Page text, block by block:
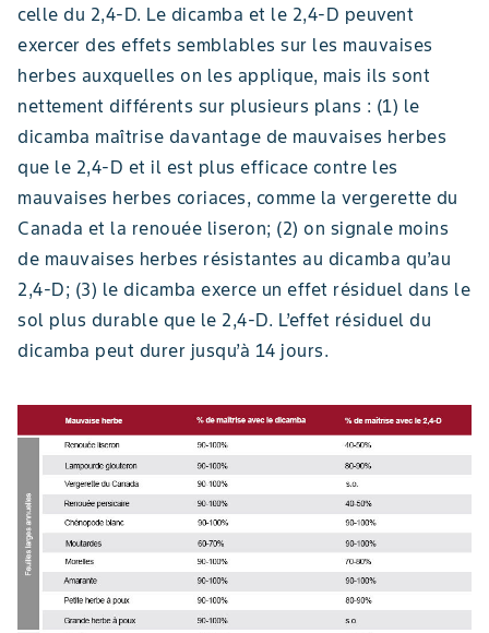
celle du 2,4-D. Le dicamba et le 2,4-D peuvent
exercer des effets semblables sur les mauvaises
herbes auxquelles on les applique, mais ils sont
nettement différents sur plusieurs plans : (1) le
dicamba maîtrise davantage de mauvaises herbes
que le 2,4-D et il est plus efficace contre les
mauvaises herbes coriaces, comme la vergerette du
Canada et la renouée liseron; (2) on signale moins
de mauvaises herbes résistantes au dicamba qu’au
2,4-D; (3) le dicamba exerce un effet résiduel dans le
sol plus durable que le 2,4-D. L’effet résiduel du
dicamba peut durer jusqu’à 14 jours.